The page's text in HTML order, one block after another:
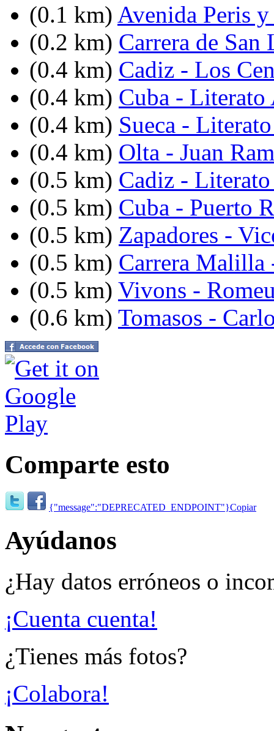
(0.1 km) Avenida Peris
(0.2 km) Carrera de San
(0.4 km) Cadiz - Los
(0.4 km) Cuba - Literato
(0.4 km) Sueca -
(0.4 km) Olta - Juan
(0.5 km) Cadiz -
(0.5 km) Cuba - Puerto
(0.5 km) Zapadores -
(0.5 km) Carrera
(0.5 km) Vivons -
(0.6 km) Tomasos -
Comparte esto
{"message":"DEPRECATED_ENDPOINT"}Copiar
Ayúdanos
¿Hay datos erróneos o
¡Cuenta cuenta!
¿Tienes más fotos?
¡Colabora!